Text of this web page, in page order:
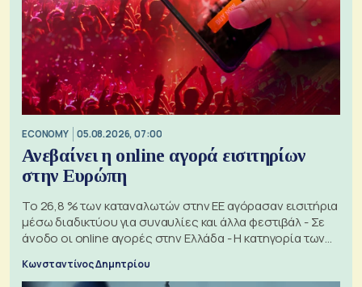
ECONOMY 05.08.2026, 07:00
Ανεβαίνει η online αγορά εισιτηρίων
στην Ευρώπη
Το 26,8 % των καταναλωτών στην ΕΕ αγόρασαν εισιτήρια
μέσω διαδικτύου για συναυλίες και άλλα φεστιβάλ - Σε
άνοδο οι online αγορές στην Ελλάδα - Η κατηγορία των
Κωνσταντίνος Δημητρίου